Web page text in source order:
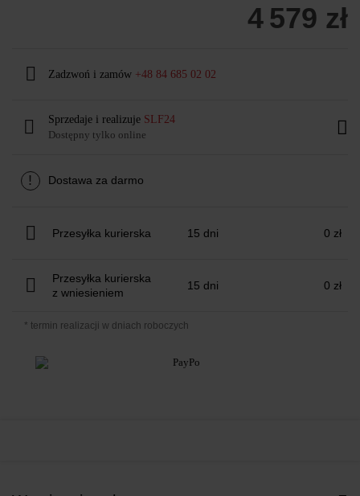
4 579 zł
Zadzwoń i zamów +48 84 685 02 02
Sprzedaje i realizuje SLF24
Dostępny tylko online
! Dostawa za darmo
Przesyłka kurierska 15 dni 0 zł
Przesyłka kurierska
z wniesieniem
15 dni 0 zł
* termin realizacji w dniach roboczych